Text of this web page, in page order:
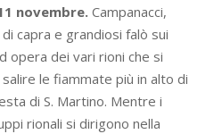
novembre.Campanacci,
capra e grandiosi falò sui
opera dei vari rioni che si
le fiammate più in alto di
di S. Martino. Mentre i
rionali si dirigono nella